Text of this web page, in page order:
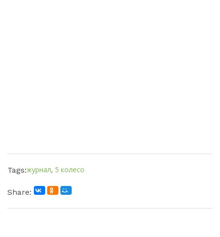
Tags:журнал, 5 колесо
Share: